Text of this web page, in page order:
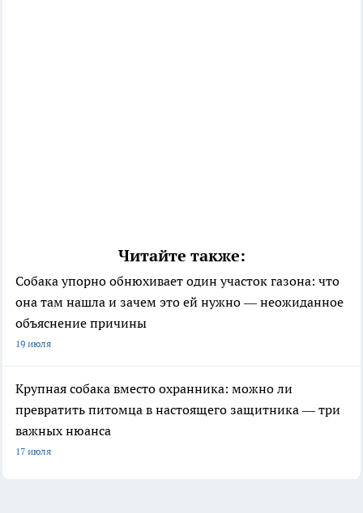
Читайте также:
Собака упорно обнюхивает один участок газона: что
она там нашла и зачем это ей нужно — неожиданное
объяснение причины
19 июля
Крупная собака вместо охранника: можно ли
превратить питомца в настоящего защитника — три
важных нюанса
17 июля